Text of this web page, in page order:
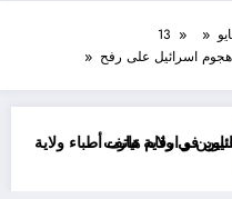
13
اسرائيل على رفح
تيارت
هاتف أطباء ولاية باتنة .. عناوين